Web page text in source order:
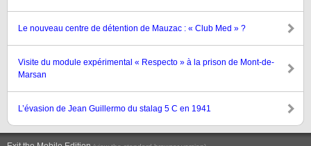
Le nouveau centre de détention de Mauzac : « Club Med » ?
Visite du module expérimental « Respecto » à la prison de Mont-de-
Marsan
L’évasion de Jean Guillermo du stalag 5 C en 1941